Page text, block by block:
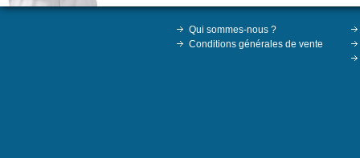
Qui sommes-nous ?
Conditions générales de vente